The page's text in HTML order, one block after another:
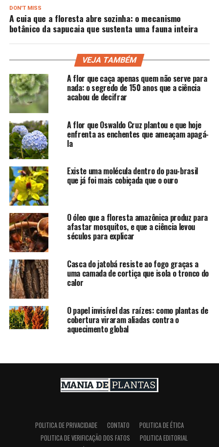
DON'T MISS
A cuia que a floresta abre sozinha: o mecanismo
botânico da sapucaia que sustenta uma fauna inteira
VEJA TAMBÉM
A flor que caça apenas quem não serve para
nada: o segredo de 150 anos que a ciência
acabou de decifrar
A flor que Oswaldo Cruz plantou e que hoje
enfrenta as enchentes que ameaçam apagá-
la
Existe uma molécula dentro do pau-brasil
que já foi mais cobiçada que o ouro
O óleo que a floresta amazônica produz para
afastar mosquitos, e que a ciência levou
séculos para explicar
Casca do jatobá resiste ao fogo graças a
uma camada de cortiça que isola o tronco do
calor
O papel invisível das raízes: como plantas de
cobertura viraram aliadas contra o
aquecimento global
POLITICA DE PRIVACIDADE CONTATO
POLITICA DE ÉTICA
POLITICA DE VERIFICAÇÃO DOS FATOS
POLITICA EDITORIAL